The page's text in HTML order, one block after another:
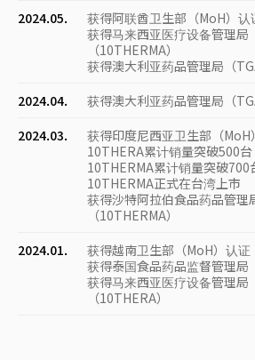
2024.05.
获得阿联酋卫生部（MoH）认
获得马来西亚医疗设备管理局
（10THERMA）
获得澳大利亚药品管理局（
2024.04.
获得澳大利亚药品管理局（
2024.03.
获得印度尼西亚卫生部（MoH
10THERA累计销量突破500台
10THERMA累计销量突破700
10THERMA正式在台湾上市
获得沙特阿拉伯食品药品管理
（10THERMA）
2024.01.
获得越南卫生部（MoH）认证
获得泰国食品药品监督管理局
获得马来西亚医疗设备管理局
（10THERA）